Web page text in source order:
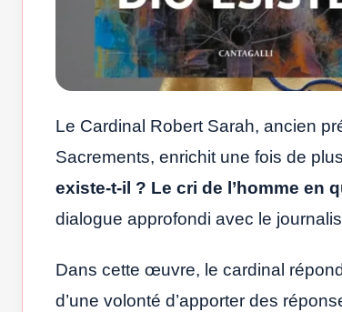
Le Cardinal Robert Sarah, ancien
Sacrements, enrichit une fois de
existe-t-il ? Le cri de l’homme en
dialogue approfondi avec le
Dans cette œuvre, le cardinal
d’une volonté d’apporter des